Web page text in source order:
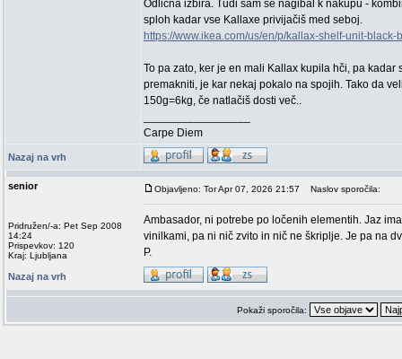
Odlična izbira. Tudi sam se nagibal k nakupu -
sploh kadar vse Kallaxe privijačiš med seboj.
https://www.ikea.com/us/en/p/kallax-shelf-unit-
To pa zato, ker je en mali Kallax kupila hči, pa
premakniti, je kar nekaj pokalo na spojih. Tako da
150g=6kg, če natlačiš dosti več..
Carpe Diem
Nazaj na vrh
senior
Pridružen/-a: Pet Sep 2008
14:24
Prispevkov: 120
Kraj: Ljubljana
Objavljeno: Tor Apr 07, 2026 21:57 Naslov sporočila:
Ambasador, ni potrebe po ločenih elementih. Jaz
vinilkami, pa ni nič zvito in nič ne škriplje. Je pa na
P.
Nazaj na vrh
Pokaži sporočila: